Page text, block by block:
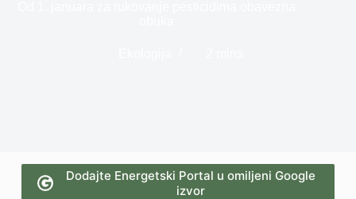
Dodajte Energetski Portal u omiljeni Google
izvor